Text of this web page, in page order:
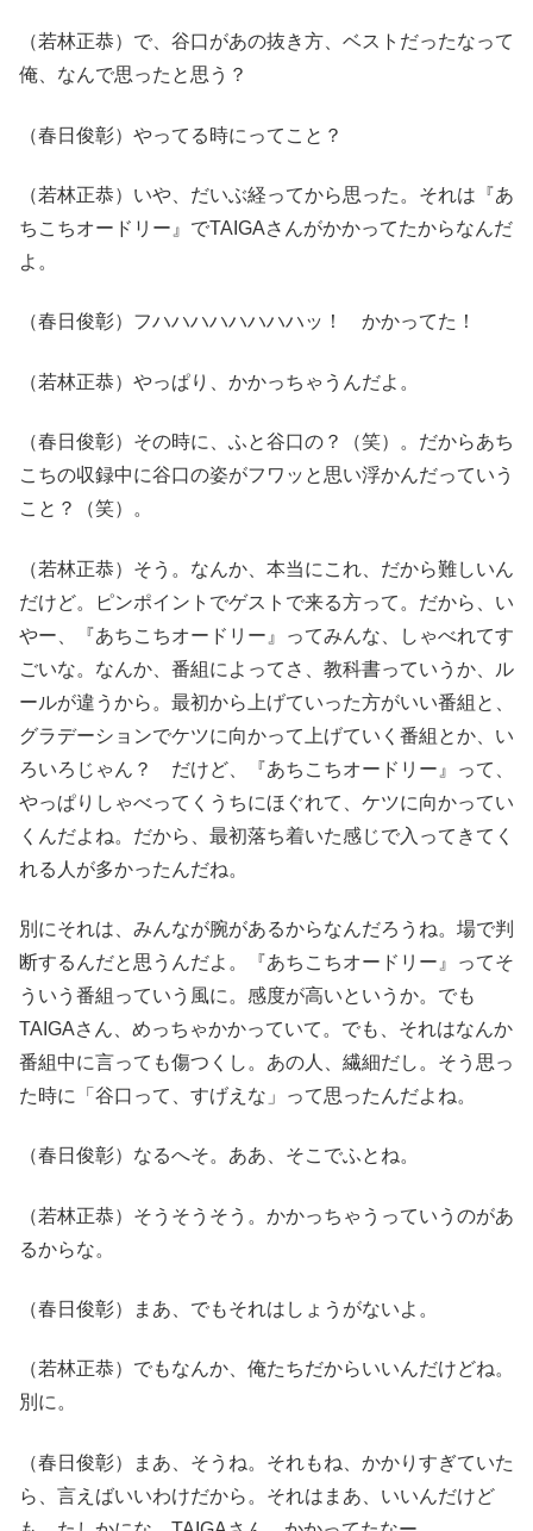
（若林正恭）で、谷口があの抜き方、ベストだったなって
俺、なんで思ったと思う？
（春日俊彰）やってる時にってこと？
（若林正恭）いや、だいぶ経ってから思った。それは『あ
ちこちオードリー』でTAIGAさんがかかってたからなんだ
よ。
（春日俊彰）フハハハハハハハハッ！ かかってた！
（若林正恭）やっぱり、かかっちゃうんだよ。
（春日俊彰）その時に、ふと谷口の？（笑）。だからあち
こちの収録中に谷口の姿がフワッと思い浮かんだっていう
こと？（笑）。
（若林正恭）そう。なんか、本当にこれ、だから難しいん
だけど。ピンポイントでゲストで来る方って。だから、い
やー、『あちこちオードリー』ってみんな、しゃべれてす
ごいな。なんか、番組によってさ、教科書っていうか、ル
ールが違うから。最初から上げていった方がいい番組と、
グラデーションでケツに向かって上げていく番組とか、い
ろいろじゃん？ だけど、『あちこちオードリー』って、
やっぱりしゃべってくうちにほぐれて、ケツに向かってい
くんだよね。だから、最初落ち着いた感じで入ってきてく
れる人が多かったんだね。
別にそれは、みんなが腕があるからなんだろうね。場で判
断するんだと思うんだよ。『あちこちオードリー』ってそ
ういう番組っていう風に。感度が高いというか。でも
TAIGAさん、めっちゃかかっていて。でも、それはなんか
番組中に言っても傷つくし。あの人、繊細だし。そう思っ
た時に「谷口って、すげえな」って思ったんだよね。
（春日俊彰）なるへそ。ああ、そこでふとね。
（若林正恭）そうそうそう。かかっちゃうっていうのがあ
るからな。
（春日俊彰）まあ、でもそれはしょうがないよ。
（若林正恭）でもなんか、俺たちだからいいんだけどね。
別に。
（春日俊彰）まあ、そうね。それもね、かかりすぎていた
ら、言えばいいわけだから。それはまあ、いいんだけど